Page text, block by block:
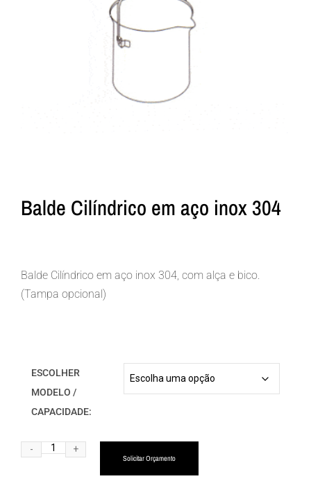
Balde Cilíndrico em aço inox 304
Balde Cilíndrico em aço inox 304, com alça e bico.
(Tampa opcional)
ESCOLHER
MODELO /
CAPACIDADE:
Solicitar Orçamento